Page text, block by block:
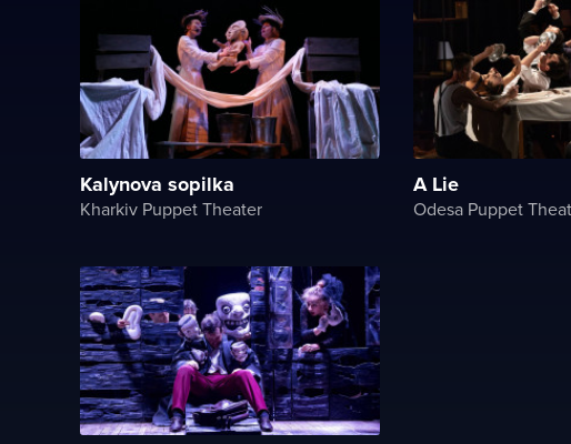
Kalynova sopilka
Kharkiv Puppet Theater
A Lie
Odesa Puppet